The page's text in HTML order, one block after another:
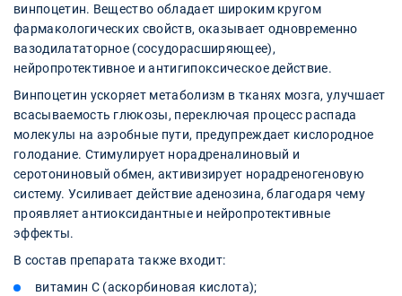
винпоцетин. Вещество обладает широким кругом
фармакологических свойств, оказывает одновременно
вазодилататорное (сосудорасширяющее),
нейропротективное и антигипоксическое действие.
Винпоцетин ускоряет метаболизм в тканях мозга, улучшает
всасываемость глюкозы, переключая процесс распада
молекулы на аэробные пути, предупреждает кислородное
голодание. Стимулирует норадреналиновый и
серотониновый обмен, активизирует норадреногеновую
систему. Усиливает действие аденозина, благодаря чему
проявляет антиоксидантные и нейропротективные
эффекты.
В состав препарата также входит:
витамин C (аскорбиновая кислота);